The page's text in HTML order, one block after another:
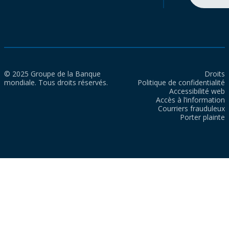
© 2025 Groupe de la Banque
mondiale. Tous droits réservés.
Droits
Politique de confidentialité
Accessibilité web
Accès à l’information
Courriers frauduleux
Porter plainte